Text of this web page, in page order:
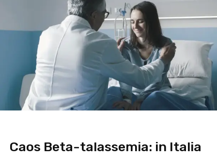
Caos Beta-talassemia: in Italia